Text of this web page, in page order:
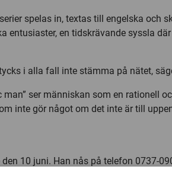
spelas in, textas till engelska och
entusiaster, en tidskrävande syssla
i alla fall inte stämma på nätet,
man” ser människan som en rationell
inte gör något om det inte är till
10 juni. Han nås på telefon 0737-